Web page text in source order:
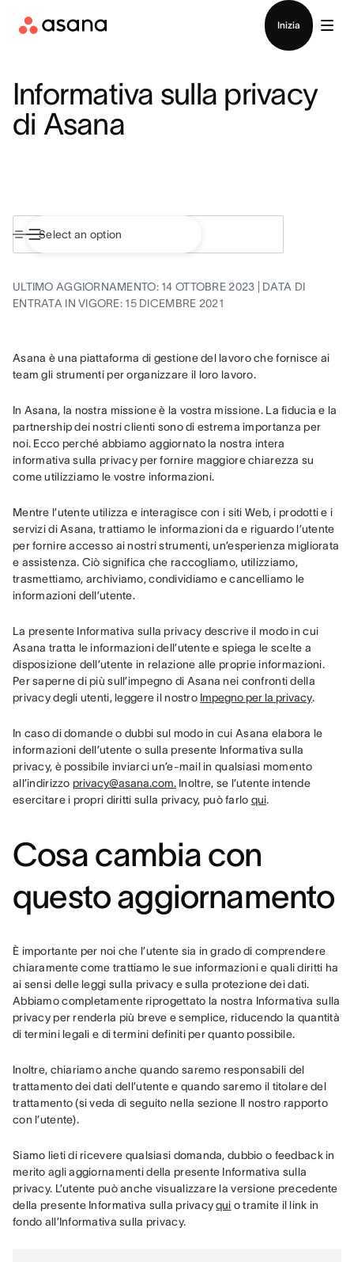
Inizia
Informativa sulla privacy
di Asana
ULTIMO AGGIORNAMENTO: 14 OTTOBRE 2023 | DATA DI
ENTRATA IN VIGORE: 15 DICEMBRE 2021
Asana è una piattaforma di gestione del lavoro che fornisce ai
team gli strumenti per organizzare il loro lavoro.
In Asana, la nostra missione è la vostra missione. La fiducia e la
partnership dei nostri clienti sono di estrema importanza per
noi. Ecco perché abbiamo aggiornato la nostra intera
informativa sulla privacy per fornire maggiore chiarezza su
come utilizziamo le vostre informazioni.
Mentre l’utente utilizza e interagisce con i siti Web, i prodotti e i
servizi di Asana, trattiamo le informazioni da e riguardo l’utente
per fornire accesso ai nostri strumenti, un’esperienza migliorata
e assistenza. Ciò significa che raccogliamo, utilizziamo,
trasmettiamo, archiviamo, condividiamo e cancelliamo le
informazioni dell’utente.
La presente Informativa sulla privacy descrive il modo in cui
Asana tratta le informazioni dell’utente e spiega le scelte a
disposizione dell’utente in relazione alle proprie informazioni.
Per saperne di più sull’impegno di Asana nei confronti della
privacy degli utenti, leggere il nostro Impegno per la privacy.
In caso di domande o dubbi sul modo in cui Asana elabora le
informazioni dell’utente o sulla presente Informativa sulla
privacy, è possibile inviarci un’e-mail in qualsiasi momento
all’indirizzo privacy@asana.com. Inoltre, se l’utente intende
esercitare i propri diritti sulla privacy, può farlo qui.
Cosa cambia con
questo aggiornamento
È importante per noi che l’utente sia in grado di comprendere
chiaramente come trattiamo le sue informazioni e quali diritti ha
ai sensi delle leggi sulla privacy e sulla protezione dei dati.
Abbiamo completamente riprogettato la nostra Informativa sulla
privacy per renderla più breve e semplice, riducendo la quantità
di termini legali e di termini definiti per quanto possibile.
Inoltre, chiariamo anche quando saremo responsabili del
trattamento dei dati dell’utente e quando saremo il titolare del
trattamento (si veda di seguito nella sezione Il nostro rapporto
con l’utente).
Siamo lieti di ricevere qualsiasi domanda, dubbio o feedback in
merito agli aggiornamenti della presente Informativa sulla
privacy. L’utente può anche visualizzare la versione precedente
della presente Informativa sulla privacy qui o tramite il link in
fondo all’Informativa sulla privacy.